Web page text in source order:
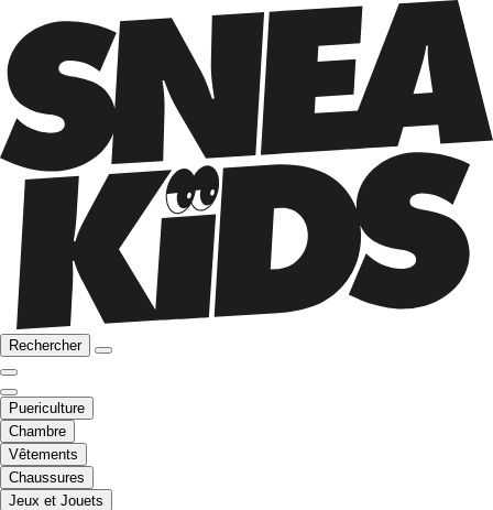
Rechercher
Puericulture
Chambre
Vêtements
Chaussures
Jeux et Jouets